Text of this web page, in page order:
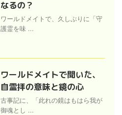
なるの？
ワールドメイトで、久しぶりに「守
護霊を味 ...
ワールドメイトで聞いた、
自霊拝の意味と鏡の心
古事記に、「此れの鏡はもはら我が
御魂とし ...